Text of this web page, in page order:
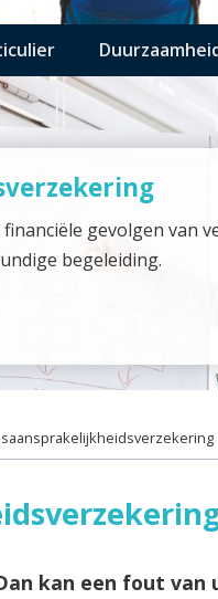
gevolgen van
begeleiding.
kan een fout